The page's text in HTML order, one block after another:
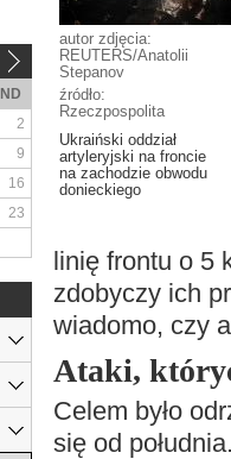
autor zdjęcia:
REUTERS/Anatolii
Stepanov
źródło:
Rzeczpospolita
Ukraiński oddział
artyleryjski na froncie
na zachodzie obwodu
donieckiego
linię frontu o 5
zdobyczy ich
wiadomo, czy
Ataki,
Celem było
się od
ND
2
9
16
23